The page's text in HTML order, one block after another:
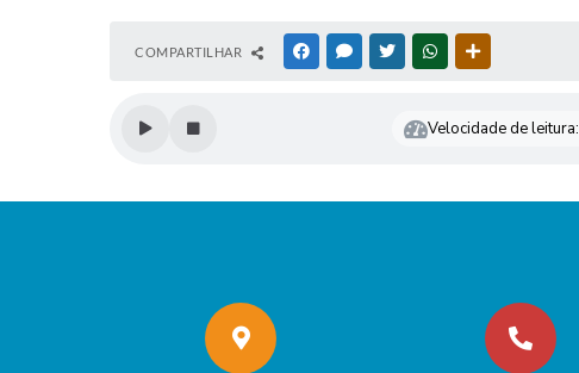
COMPARTILHAR FACEBOOKMESSENGER
TWITTERWHATSAPP
Velocidade de leitura: